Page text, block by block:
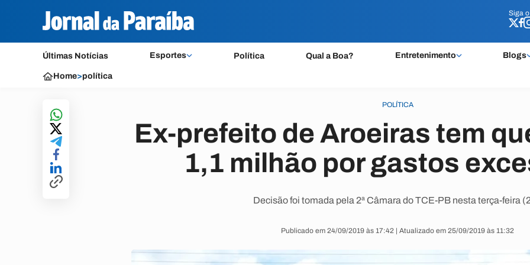
Siga o
Últimas Notícias Esportes Política Qual a Boa? Entretenimento Blogs
Siga o
Home>política
POLÍTICA
Ex-prefeito de Aroeiras tem
1,1 milhão por gastos
Decisão foi tomada pela 2ª Câmara do TCE-PB nesta terça-feira
Publicado em 24/09/2019 às 17:42 | Atualizado em 25/09/2019 às 11:32